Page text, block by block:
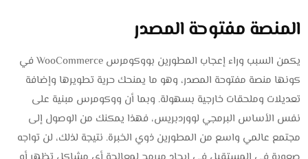
المنصة مفتوحة المصدر
يكمن السبب وراء إعجاب المطورين بووكومرس WooCommerce في
كونها منصة مفتوحة المصدر، وهو ما يمنحك حرية تطويرها وإضافة
تعديلات وملحقات خارجية بسهولة. وبما أن ووكومرس مبنية على
نفس الأساس البرمجي لووردبريس، فهذا يمكنك من الوصول إلى
مجتمع عالمي واسع من المطورين ذوي الخبرة. نتيجة لذلك، لن تواجه